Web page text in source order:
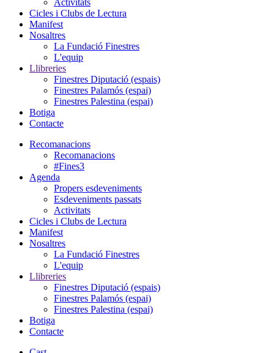
Activitats
Cicles i Clubs de Lectura
Manifest
Nosaltres
La Fundació Finestres
L'equip
Llibreries
Finestres Diputació (espais)
Finestres Palamós (espai)
Finestres Palestina (espai)
Botiga
Contacte
Recomanacions
Recomanacions
#Fines3
Agenda
Propers esdeveniments
Esdeveniments passats
Activitats
Cicles i Clubs de Lectura
Manifest
Nosaltres
La Fundació Finestres
L'equip
Llibreries
Finestres Diputació (espais)
Finestres Palamós (espai)
Finestres Palestina (espai)
Botiga
Contacte